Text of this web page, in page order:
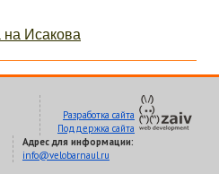
на Исакова
Разработка сайта
Поддержка сайта
Адрес для информации:
info@velobarnaul.ru